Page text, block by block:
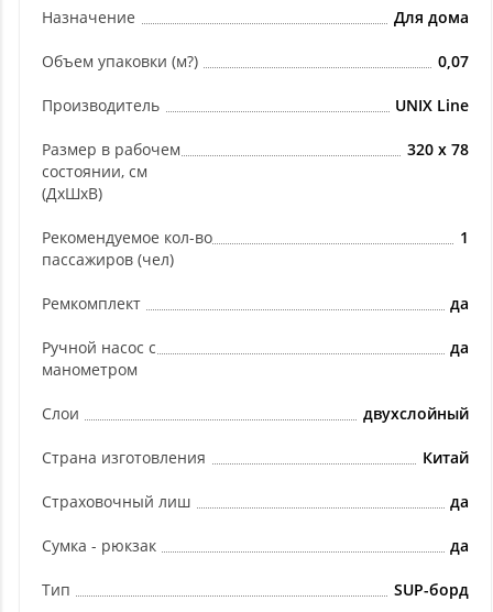
Назначение Для дома
Объем упаковки (м?) 0,07
Производитель UNIX Line
Размер в рабочем
состоянии, см
(ДхШхВ)
320 х 78
Рекомендуемое кол-во
пассажиров (чел)
1
Ремкомплект да
Ручной насос с
манометром
да
Слои двухслойный
Страна изготовления Китай
Страховочный лиш да
Сумка - рюкзак да
Тип SUP-борд